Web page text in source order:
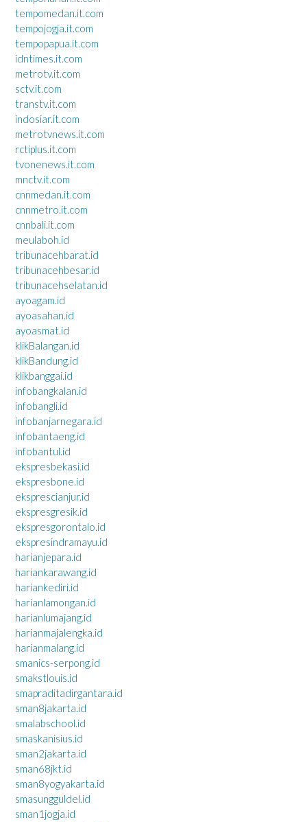
tempomedan.it.com
tempojogja.it.com
tempopapua.it.com
idntimes.it.com
metrotv.it.com
sctv.it.com
transtv.it.com
indosiar.it.com
metrotvnews.it.com
rctiplus.it.com
tvonenews.it.com
mnctv.it.com
cnnmedan.it.com
cnnmetro.it.com
cnnbali.it.com
meulaboh.id
tribunacehbarat.id
tribunacehbesar.id
tribunacehselatan.id
ayoagam.id
ayoasahan.id
ayoasmat.id
klikBalangan.id
klikBandung.id
klikbanggai.id
infobangkalan.id
infobangli.id
infobanjarnegara.id
infobantaeng.id
infobantul.id
ekspresbekasi.id
ekspresbone.id
eksprescianjur.id
ekspresgresik.id
ekspresgorontalo.id
ekspresindramayu.id
harianjepara.id
hariankarawang.id
hariankediri.id
harianlamongan.id
harianlumajang.id
harianmajalengka.id
harianmalang.id
smanics-serpong.id
smakstlouis.id
smapraditadirgantara.id
sman8jakarta.id
smalabschool.id
smaskanisius.id
sman2jakarta.id
sman68jkt.id
sman8yogyakarta.id
smasungguldel.id
sman1jogja.id